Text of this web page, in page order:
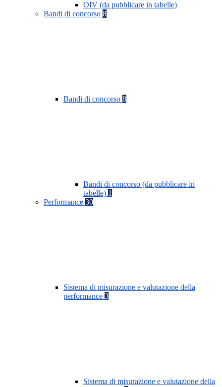
OIV (da pubblicare in tabelle)
Bandi di concorso 8
Bandi di concorso 8
Bandi di concorso (da pubblicare in
tabelle) 1
Performance 30
Sistema di misurazione e valutazione della
performance 3
Sistema di misurazione e valutazione della